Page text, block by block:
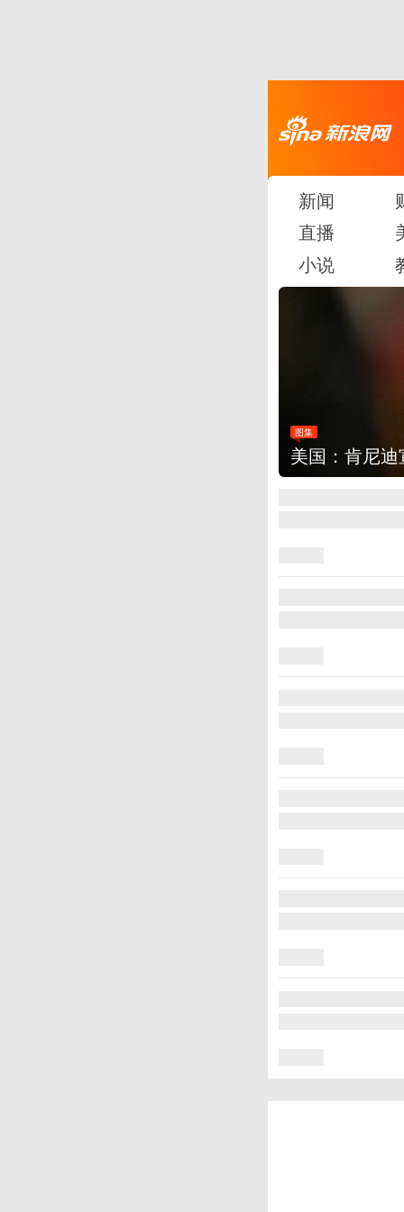
新闻
直播
小说
云南普